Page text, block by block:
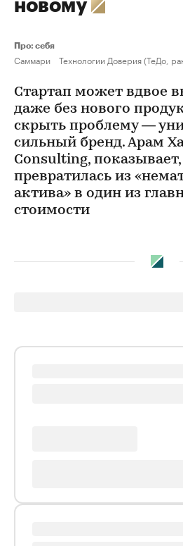
новому
Про: себя
Саммари Технологии Доверия (ТеДо,
Стартап может вдвое
даже без нового
скрыть проблему —
сильный бренд. Арам
Consulting,
превратилась из
актива» в один из
стоимости